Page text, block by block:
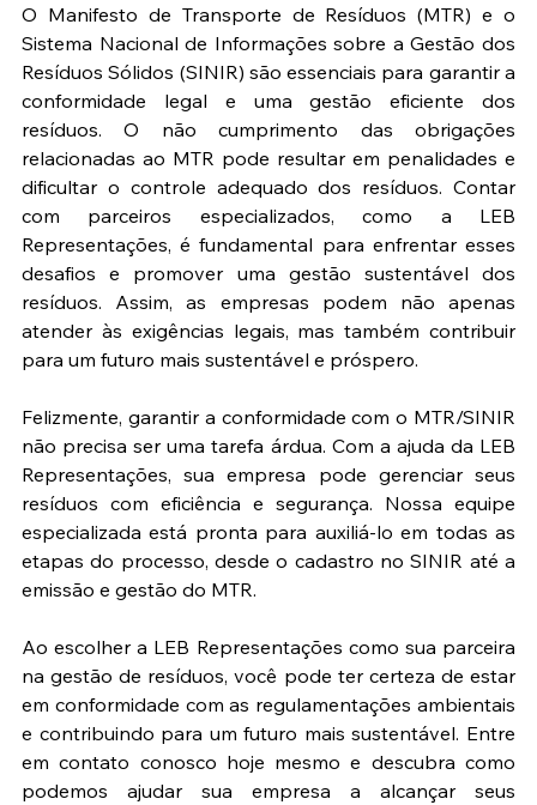
O Manifesto de Transporte de Resíduos (MTR) e o
Sistema Nacional de Informações sobre a Gestão dos
Resíduos Sólidos (SINIR) são essenciais para garantir a
conformidade legal e uma gestão eficiente dos
resíduos. O não cumprimento das obrigações
relacionadas ao MTR pode resultar em penalidades e
dificultar o controle adequado dos resíduos. Contar
com parceiros especializados, como a LEB
Representações, é fundamental para enfrentar esses
desafios e promover uma gestão sustentável dos
resíduos. Assim, as empresas podem não apenas
atender às exigências legais, mas também contribuir
para um futuro mais sustentável e próspero.
Felizmente, garantir a conformidade com o MTR/SINIR
não precisa ser uma tarefa árdua. Com a ajuda da LEB
Representações, sua empresa pode gerenciar seus
resíduos com eficiência e segurança. Nossa equipe
especializada está pronta para auxiliá-lo em todas as
etapas do processo, desde o cadastro no SINIR até a
emissão e gestão do MTR.
Ao escolher a LEB Representações como sua parceira
na gestão de resíduos, você pode ter certeza de estar
em conformidade com as regulamentações ambientais
e contribuindo para um futuro mais sustentável. Entre
em contato conosco hoje mesmo e descubra como
podemos ajudar sua empresa a alcançar seus